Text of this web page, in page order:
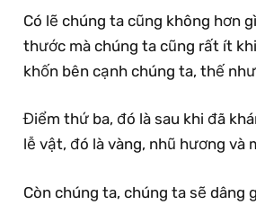
Có lẽ chúng ta cũng không hơn
thước mà chúng ta cũng rất ít
khốn bên cạnh chúng ta, thế
Điểm thứ ba, đó là sau khi đã
lễ vật, đó là vàng, nhũ hương
Còn chúng ta, chúng ta sẽ dâng